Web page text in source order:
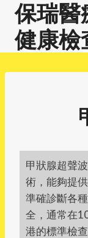
Skip
content
保瑞醫
健康檢
甲狀腺超聲
術，能夠提
準確診斷各
全，通常在
港的標準檢